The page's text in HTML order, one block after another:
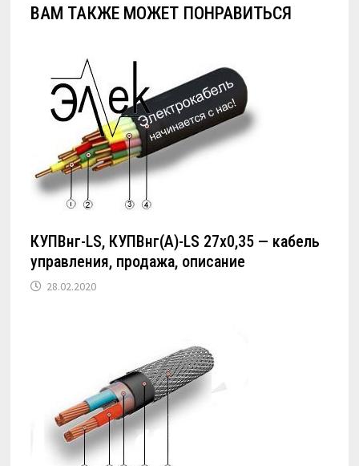
ВАМ ТАКЖЕ МОЖЕТ ПОНРАВИТЬСЯ
КУПВнг-LS, КУПВнг(А)-LS 27х0,35 — кабель
управления, продажа, описание
28.02.2020